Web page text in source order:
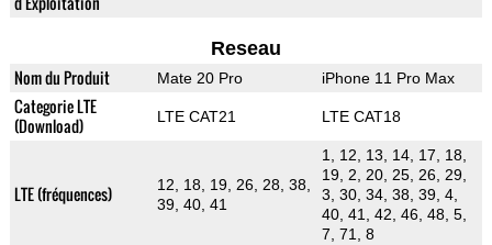
Reseau
Nom du Produit Mate 20 Pro iPhone 11 Pro Max
Categorie LTE
(Download)
LTE CAT21 LTE CAT18
LTE (fréquences)
12, 18, 19, 26, 28, 38,
39, 40, 41
1, 12, 13, 14, 17, 18,
19, 2, 20, 25, 26, 29,
3, 30, 34, 38, 39, 4,
40, 41, 42, 46, 48, 5,
7, 71, 8